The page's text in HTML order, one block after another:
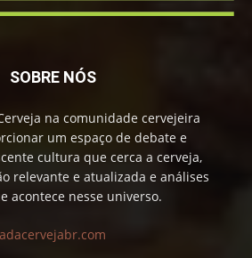
SOBRE NÓS
na comunidade cervejeira
um espaço de debate e
cultura que cerca a cerveja,
relevante e atualizada e análises
acontece nesse universo.